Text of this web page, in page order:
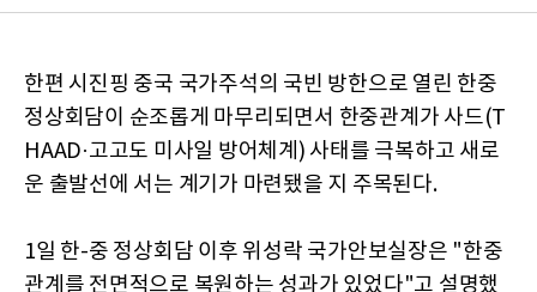
한편 시진핑 중국 국가주석의 국빈 방한으로 열린 한중
정상회담이 순조롭게 마무리되면서 한중관계가 사드(T
HAAD·고고도 미사일 방어체계) 사태를 극복하고 새로
운 출발선에 서는 계기가 마련됐을 지 주목된다.
1일 한-중 정상회담 이후 위성락 국가안보실장은 "한중
관계를 전면적으로 복원하는 성과가 있었다"고 설명했